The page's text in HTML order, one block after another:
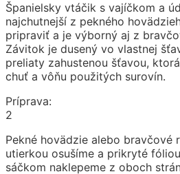
Španielsky vtáčik s vajíčkom a
najchutnejší z pekného
pripraviť a je výborný aj z
Závitok je dusený vo vlastnej
preliaty zahustenou šťavou,
chuť a vôňu použitých surovín.
Príprava:
2
Pekné hovädzie alebo bravčové
utierkou osušíme a prikryté
sáčkom naklepeme z oboch